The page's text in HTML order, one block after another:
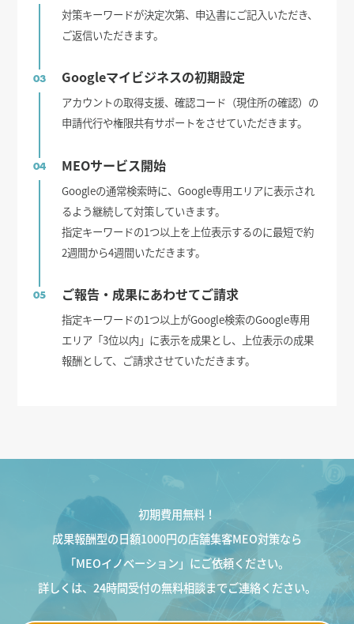
対策キーワードが決定次第、申込書にご記入いただき、
ご返信いただきます。
03 Googleマイビジネスの初期設定
アカウントの取得支援、確認コード（現住所の確認）の
申請代行や権限共有サポートをさせていただきます。
04 MEOサービス開始
Googleの通常検索時に、Google専用エリアに表示され
るよう継続して対策していきます。
指定キーワードの1つ以上を上位表示するのに最短で約
2週間から4週間いただきます。
05 ご報告・成果にあわせてご請求
指定キーワードの1つ以上がGoogle検索のGoogle専用
エリア「3位以内」に表示を成果とし、上位表示の成果
報酬として、ご請求させていただきます。
初期費用無料！
成果報酬型の日額1000円の店舗集客MEO対策なら
「MEOイノベーション」にご依頼ください。
詳しくは、24時間受付の無料相談までご連絡ください。